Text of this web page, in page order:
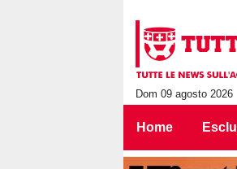
Dom 09 agosto 2026
Home